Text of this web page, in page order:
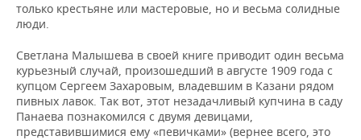
только крестьяне или мастеровые, но и весьма солидные
люди.
Светлана Малышева в своей книге приводит один весьма
курьезный случай, произошедший в августе 1909 года с
купцом Сергеем Захаровым, владевшим в Казани рядом
пивных лавок. Так вот, этот незадачливый купчина в саду
Панаева познакомился с двумя девицами,
представившимися ему «певичками» (вернее всего, это